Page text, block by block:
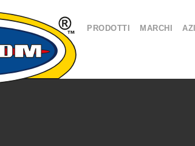
PRODOTTI MARCHI